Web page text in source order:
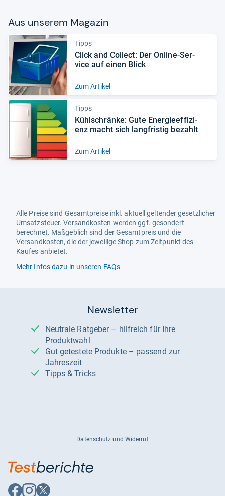
Aus unse­rem Maga­zin
Tipps
Click and Col­lect: Der Online-​Ser­
vice auf einen Blick
Zum Artikel
Tipps
Kühl­schränke: Gute Ener­gie­ef­fi­zi­
enz macht sich lang­fris­tig bezahlt
Zum Artikel
Alle Preise sind Gesamtpreise inkl. aktuell geltender gesetzlicher
Umsatzsteuer. Versandkosten werden ggf. gesondert
berechnet. Maßgeblich sind der Gesamtpreis und die
Versandkosten, die der jeweilige Shop zum Zeitpunkt des
Kaufes anbietet.
Mehr Infos dazu in unseren FAQs
Newsletter
Neutrale Ratgeber – hilfreich für Ihre
Produktwahl
Gut getestete Produkte – passend zur
Jahreszeit
Tipps & Tricks
Datenschutz und Widerruf
AufAufAuf